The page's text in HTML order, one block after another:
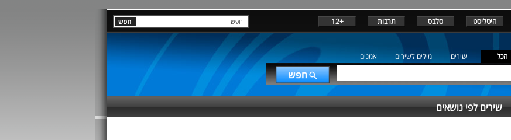
היטליסט סלבס תרבות +12
הכל שירים מילים לשירים אמנים
שירים לפי נושאים